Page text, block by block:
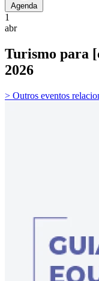
Agenda
1
abr
Turismo para
2026
> Outros eventos